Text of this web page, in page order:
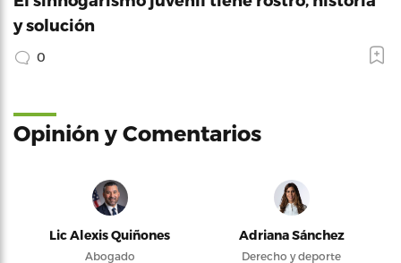
y solución
0
Opinión y Comentarios
Lic Alexis Quiñones
Abogado
Adriana Sánchez
Derecho y deporte